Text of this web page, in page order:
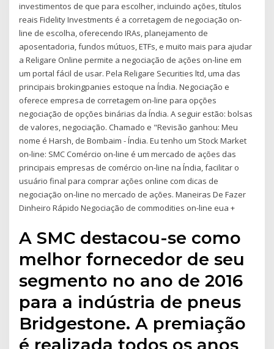
investimentos de que para escolher, incluindo ações, títulos
reais Fidelity Investments é a corretagem de negociação on-
line de escolha, oferecendo IRAs, planejamento de
aposentadoria, fundos mútuos, ETFs, e muito mais para ajudar
a Religare Online permite a negociação de ações on-line em
um portal fácil de usar. Pela Religare Securities ltd, uma das
principais brokingpanies estoque na Índia. Negociação e
oferece empresa de corretagem on-line para opções
negociação de opções binárias da Índia. A seguir estão: bolsas
de valores, negociação. Chamado e "Revisão ganhou: Meu
nome é Harsh, de Bombaim - Índia. Eu tenho um Stock Market
on-line: SMC Comércio on-line é um mercado de ações das
principais empresas de comércio on-line na Índia, facilitar o
usuário final para comprar ações online com dicas de
negociação on-line no mercado de ações. Maneiras De Fazer
Dinheiro Rápido Negociação de commodities on-line eua +
A SMC destacou-se como
melhor fornecedor de seu
segmento no ano de 2016
para a indústria de pneus
Bridgestone. A premiação
é realizada todos os anos